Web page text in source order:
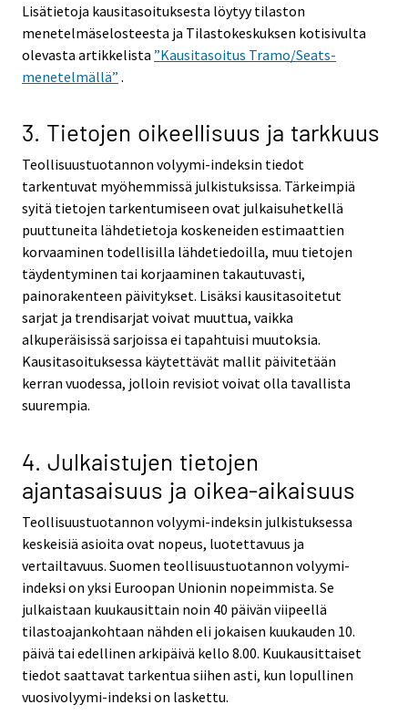
Lisätietoja kausitasoituksesta löytyy tilaston
menetelmäselosteesta ja Tilastokeskuksen kotisivulta
olevasta artikkelista ”Kausitasoitus Tramo/Seats-
menetelmällä” .
3. Tietojen oikeellisuus ja tarkkuus
Teollisuustuotannon volyymi-indeksin tiedot
tarkentuvat myöhemmissä julkistuksissa. Tärkeimpiä
syitä tietojen tarkentumiseen ovat julkaisuhetkellä
puuttuneita lähdetietoja koskeneiden estimaattien
korvaaminen todellisilla lähdetiedoilla, muu tietojen
täydentyminen tai korjaaminen takautuvasti,
painorakenteen päivitykset. Lisäksi kausitasoitetut
sarjat ja trendisarjat voivat muuttua, vaikka
alkuperäisissä sarjoissa ei tapahtuisi muutoksia.
Kausitasoituksessa käytettävät mallit päivitetään
kerran vuodessa, jolloin revisiot voivat olla tavallista
suurempia.
4. Julkaistujen tietojen
ajantasaisuus ja oikea-aikaisuus
Teollisuustuotannon volyymi-indeksin julkistuksessa
keskeisiä asioita ovat nopeus, luotettavuus ja
vertailtavuus. Suomen teollisuustuotannon volyymi-
indeksi on yksi Euroopan Unionin nopeimmista. Se
julkaistaan kuukausittain noin 40 päivän viipeellä
tilastoajankohtaan nähden eli jokaisen kuukauden 10.
päivä tai edellinen arkipäivä kello 8.00. Kuukausittaiset
tiedot saattavat tarkentua siihen asti, kun lopullinen
vuosivolyymi-indeksi on laskettu.